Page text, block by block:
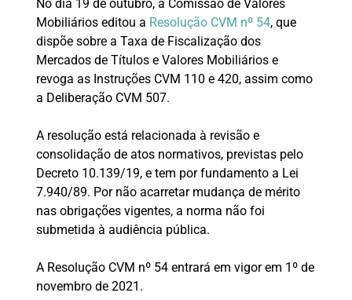
No dia 19 de outubro, a Comissão de Valores
Mobiliários editou a Resolução CVM nº 54, que
dispõe sobre a Taxa de Fiscalização dos
Mercados de Títulos e Valores Mobiliários e
revoga as Instruções CVM 110 e 420, assim como
a Deliberação CVM 507.
A resolução está relacionada à revisão e
consolidação de atos normativos, previstas pelo
Decreto 10.139/19, e tem por fundamento a Lei
7.940/89. Por não acarretar mudança de mérito
nas obrigações vigentes, a norma não foi
submetida à audiência pública.
A Resolução CVM nº 54 entrará em vigor em 1º de
novembro de 2021.